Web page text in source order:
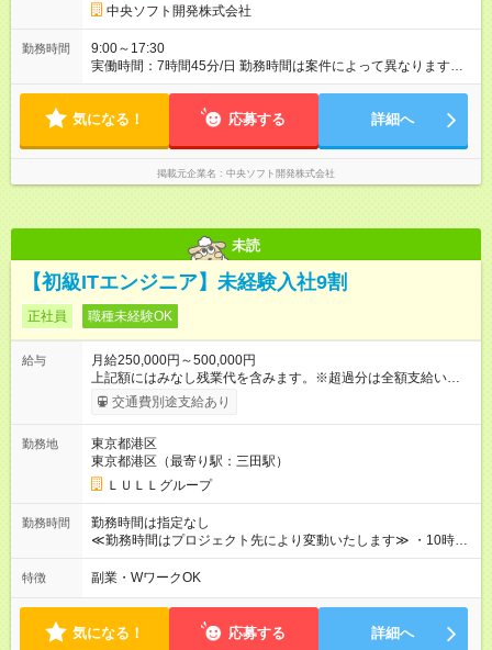
分は別途支給。（みなし残業代は上記月給金額に含む） ■上記外
手当 ・通勤手当：毎月５万円まで ・資格手当：受験状況に合わ
せて給与に加算 ■その他 ・賞与：2回 ・試用期間：6か月（※外
部研修のカリキュラム消化速度によって変動します。） 【試用
に、本採用時と異なる部分があります。 雇用形態：本採用時と
同じです。 給与：月給 200,000円 ～ 400,000円 試用期間中の給
与は正規給与提示の80%の金額となります。 試用期間の長さに
ついて、６ヶ月と記載していますが、初配属時までとなりま
す。 外部研修は課題を消化していくカリキュラムのため、本人
の頑張り次第で期間を短くすることも可能となります！
中央ソフト開発株式会社
勤務時間
9:00～17:30
実働時間：7時間45分/日 勤務時間は案件によって異なります
が、原則夜勤の無い案件となります。 残業は平均月20時間程度
気になる！ 応募する 詳細へ
掲載元企業名 中央ソフト開発株式会社
未読
【初級ITエンジニア】未経験入社9割
正社員 職種未経験OK
給与
月給250,000円～500,000円
上記額にはみなし残業代を含みます。※超過分は全額支給いたし
ます。 みなし残業代 21,675円／月 みなし残業時間 12時間／月 -
------------------------------------------------------- ≪経験者の方は以下と
万円～＋業績賞与＋交通費＋各種手当 ※固定残業代（30時間/6
万6，610円分）を含む。超過分は追加支給いたします 能力やス
キルを考慮し初任給を決定。経験者の方は前給考慮も可能で
す！ ◎昇給年1回（研修終了後） ◎賞与年2回（2月・8月）＋業
績賞与あり ◤スキルアップも、収入アップも。◢ 入社後の成長
や頑張りは、しっかり給与で還元しています。 実際にほぼ全員
上アップした社員も。 エンジニアへの還元率は業界高水準の
87％。 スキルを磨いた分だけ、収入アップも目指せる環境で
す！ 【試用期間】試用期間あり 試用期間の長さ：6ヶ月 ※ 雇用
形態と給与に、本採用時と異なる部分があります。 雇用形態：
中途採用（契約社員） 給与：月給 230,000円以上 上記額にはみ
交通費別途支給あり
勤務地
東京都港区
東京都港区（最寄り駅：三田駅）
ＬＵＬＬグループ
勤務時間
勤務時間は指定なし
≪勤務時間はプロジェクト先により変動いたします≫ ・10時00
分～19時00分（休憩1時間） ・9時00分～18時00分（休憩1時
間） ＼平日夜も、ちゃんと「自分時間」がつくれます／ 残業は
やサウナなど、 趣味の時間を楽しむ社員も多くいます◎
特徴 副業・WワークOK
気になる！ 応募する 詳細へ